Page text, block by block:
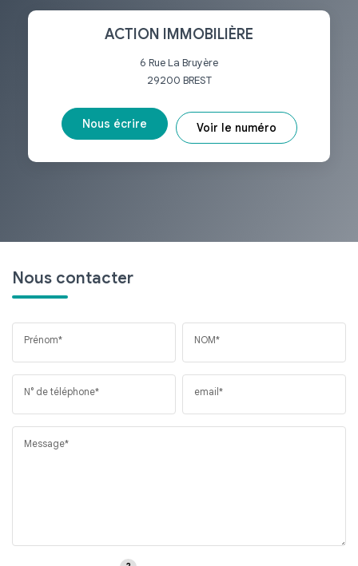
ACTION IMMOBILIÈRE
6 Rue La Bruyère
29200 BREST
Nous écrire Voir le numéro
Nous contacter
Prénom* NOM*
N° de téléphone* email*
Message*